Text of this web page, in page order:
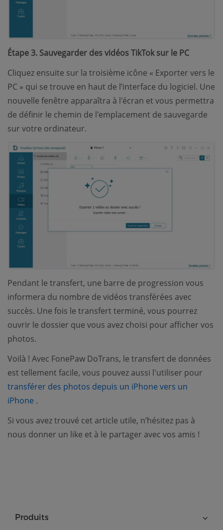
Étape 3. Sauvegarder des vidéos TikTok sur le PC
Cliquez ensuite sur la troisième icône « Exporter vers le
PC » qui se trouve en haut de l’interface du logiciel. Une
nouvelle fenêtre apparaîtra à l'écran et vous permettra
de définir le chemin de l'emplacement de sauvegarde
sur votre ordinateur.
Pendant le transfert, une barre de progression vous
informera du nombre de vidéos transférées avec
succès. Une fois le transfert terminé, vous pourrez
ouvrir le dossier que vous avez choisi pour afficher vos
photos.
Voilà ! Avec FonePaw DoTrans, le transfert de données
est tellement facile, vous pouvez aussi l'utiliser pour
transférer des photos depuis un iPhone vers un
iPhone (opens new window)
.
Si vous avez trouvé cet article utile, n’hésitez pas à
nous donner un like et à le partager avec vos amis !
Produits